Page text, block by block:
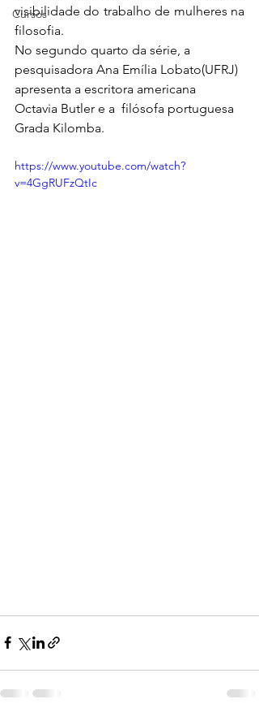
Cursos
visibilidade do trabalho de mulheres na
filosofia.
No segundo quarto da série, a
pesquisadora Ana Emília Lobato(UFRJ)
apresenta a escritora americana
Octavia Butler e a  filósofa portuguesa
Grada Kilomba.
https://www.youtube.com/watch?
v=4GgRUFzQtIc